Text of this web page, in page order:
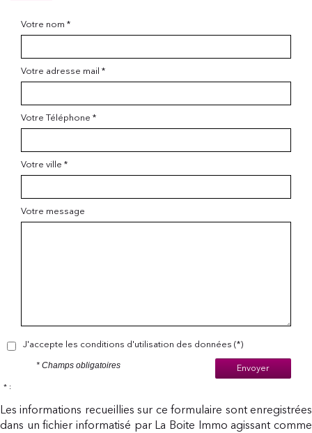
Votre nom *
Votre adresse mail *
Votre Téléphone *
Votre ville *
Votre message
J'accepte les conditions d'utilisation des données (*)
Envoyer
* Champs obligatoires
* :
Les informations recueillies sur ce formulaire sont enregistrées
dans un fichier informatisé par La Boite Immo agissant comme